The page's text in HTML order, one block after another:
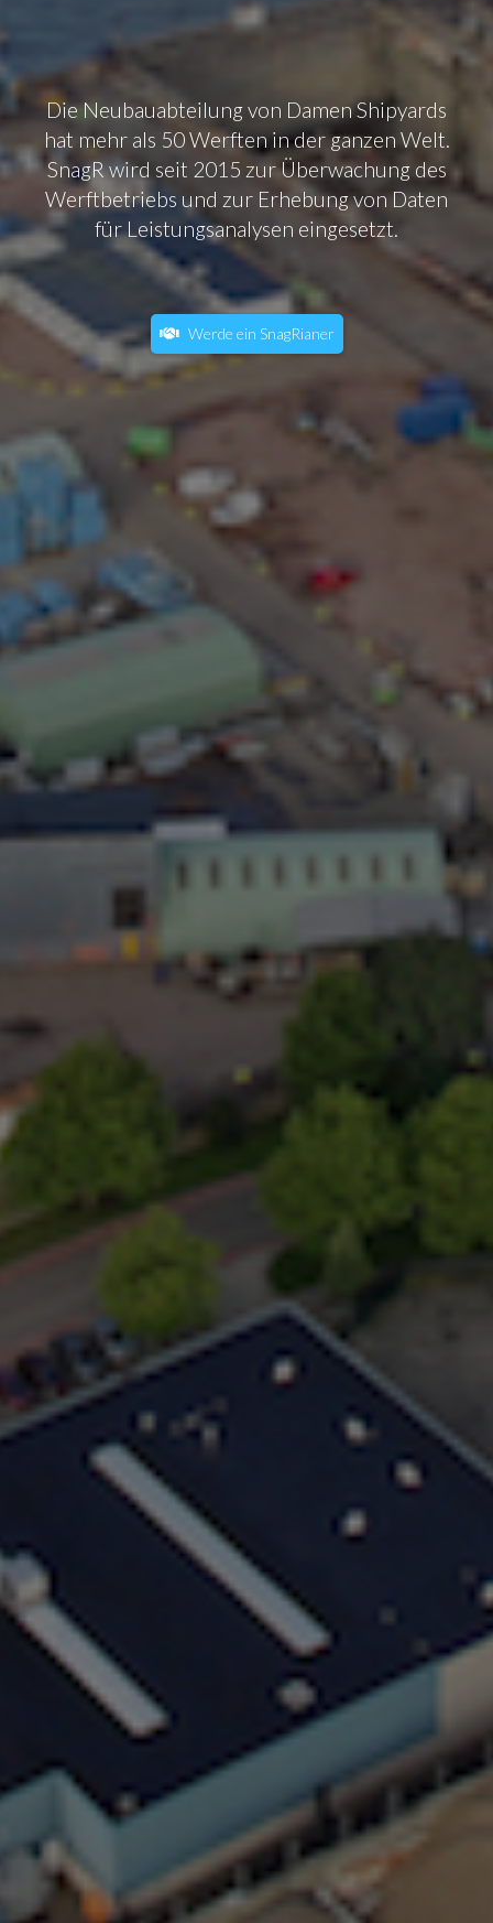
Die Neubauabteilung von Damen Shipyards
hat mehr als 50 Werften in der ganzen Welt.
SnagR wird seit 2015 zur Überwachung des
Werftbetriebs und zur Erhebung von Daten
für Leistungsanalysen eingesetzt.
Werde ein SnagRianer